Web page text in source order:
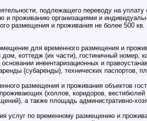
подлежащего переводу на
и проживанию организациями и
размещения и проживания не более 500
для временного размещения и
дом, коттедж (их части), гостиничный
инвентаризационных и
(субаренды), технических паспортов,
размещения и проживания объектов
(холлов, коридоров,
а также площадь административно-
услуг по временному размещению и